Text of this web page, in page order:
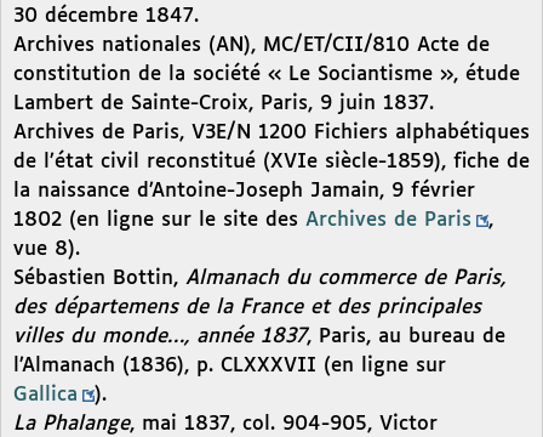
30 décembre 1847.
Archives nationales (AN), MC/ET/CII/810 Acte de
constitution de la société « Le Sociantisme », étude
Lambert de Sainte-Croix, Paris, 9 juin 1837.
Archives de Paris, V3E/N 1200 Fichiers alphabétiques
de l’état civil reconstitué (XVIe siècle-1859), fiche de
la naissance d’Antoine-Joseph Jamain, 9 février
1802 (en ligne sur le site des Archives de Paris
,
vue 8).
Sébastien Bottin, Almanach du commerce de Paris,
des départemens de la France et des principales
villes du monde…, année 1837, Paris, au bureau de
l’Almanach (1836), p. CLXXXVII (en ligne sur
Gallica
).
La Phalange, mai 1837, col. 904-905, Victor